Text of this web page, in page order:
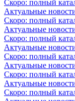
Скоро: полный
Актуальные
Скоро: полный
Актуальные
Скоро: полный
Актуальные
Скоро: полный
Актуальные
Скоро: полный
Актуальные
Скоро: полный